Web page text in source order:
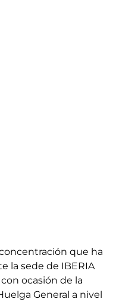
que ha
la sede de IBERIA
ocasión de la
General a nivel